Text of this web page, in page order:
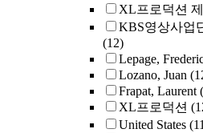
XL프로덕션
KBS영상사업
(12)
Lepage,
Lozano, Juan
Frapat, Laurent
XL프로덕션
United States